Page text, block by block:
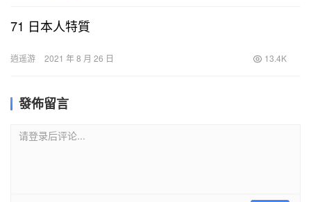
71 日本人特質
逍遥游 2021 年 8 月 26 日 13.4K
發佈留言
请登录后评论...